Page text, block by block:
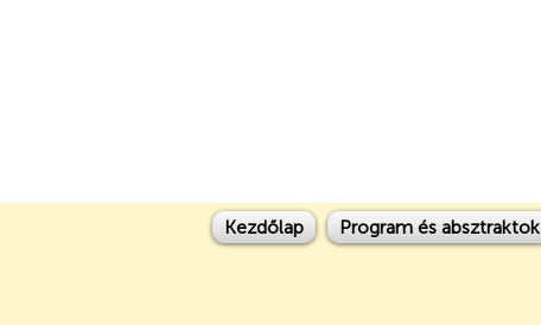
Kezdőlap Program és absztraktok